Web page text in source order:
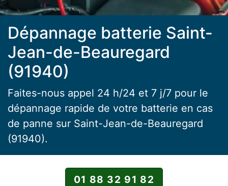
Dépannage batterie Saint-
Jean-de-Beauregard
(91940)
Faites-nous appel 24 h/24 et 7 j/7 pour le
dépannage rapide de votre batterie en cas
de panne sur Saint-Jean-de-Beauregard
(91940).
01 88 32 91 82